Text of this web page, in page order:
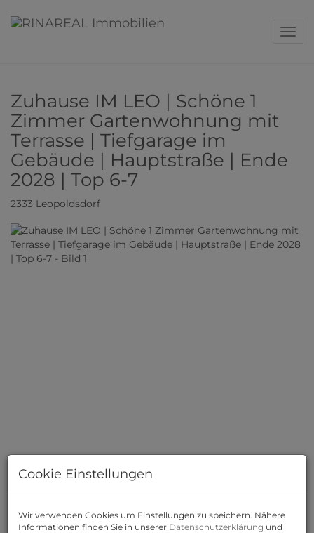
Zuhause IM LEO | Schöne 1
Zimmer Gartenwohnung mit
Terrasse | Tiefgarage im
Gebäude | Hauptstraße | Ende
2028 | Top 6-7
2333 Leopoldsdorf
Cookie Einstellungen
Wir verwenden Cookies um Einstellungen zu speichern. Nähere
Informationen finden Sie in unserer Datenschutzerklärung und